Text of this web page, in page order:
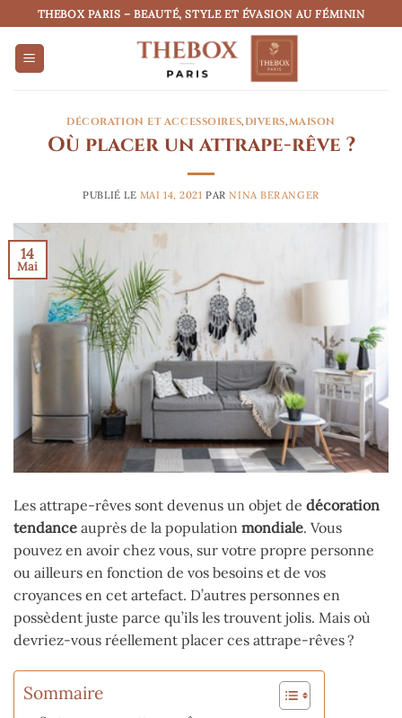
Passer
au
contenu
THEBOX PARIS – BEAUTÉ, STYLE ET ÉVASION AU FÉMININ
DÉCORATION ET ACCESSOIRES, DIVERS,MAISON
Où placer un attrape-rêve ?
PUBLIÉ LE MAI 14, 2021 PARNINA BERANGER
14
Mai
Les attrape-rêves sont devenus un objet de décoration
tendance auprès de la population mondiale. Vous
pouvez en avoir chez vous, sur votre propre personne
ou ailleurs en fonction de vos besoins et de vos
croyances en cet artefact. D’autres personnes en
possèdent juste parce qu’ils les trouvent jolis. Mais où
devriez-vous réellement placer ces attrape-rêves ?
Sommaire